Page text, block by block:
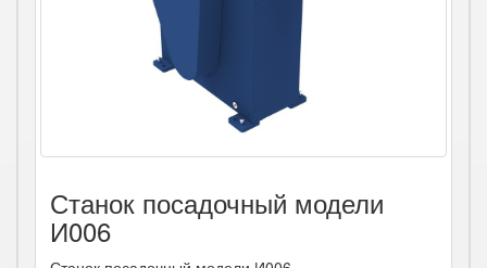
Станок посадочный модели
И006